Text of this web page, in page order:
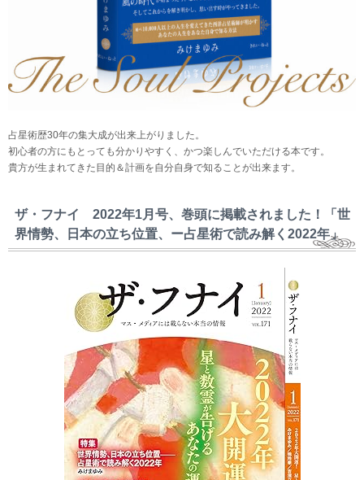
占星術歴30年の集大成が出来上がりました。
初心者の方にもとっても分かりやすく、かつ楽しんでいただける本です。
貴方が生まれてきた目的＆計画を自分自身で知ることが出来ます。
ザ・フナイ 2022年1月号、巻頭に掲載されました！「世
界情勢、日本の立ち位置、ー占星術で読み解く2022年」